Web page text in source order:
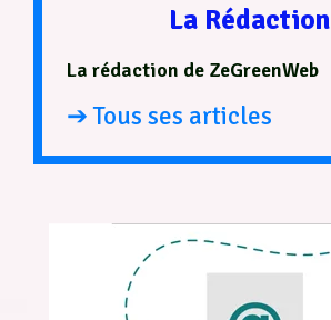
La Rédaction
La rédaction de ZeGreenWeb
➔ Tous ses articles